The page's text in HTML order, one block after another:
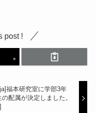
post !
福本研究室に学部3年
の配属が決定しました。